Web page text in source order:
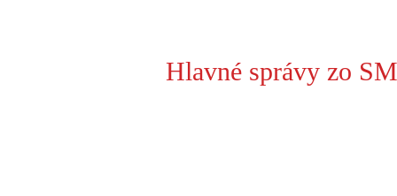
Hlavné správy zo